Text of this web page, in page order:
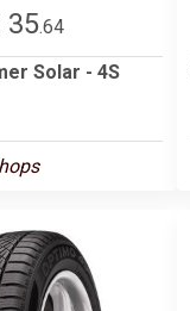
35.64
Solar - 4S